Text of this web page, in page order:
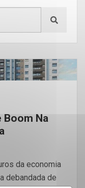
Na
da economia
debandada de